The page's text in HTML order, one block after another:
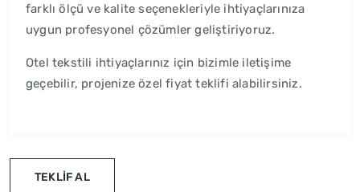
farklı ölçü ve kalite seçenekleriyle ihtiyaçlarınıza
uygun profesyonel çözümler geliştiriyoruz.
Otel tekstili ihtiyaçlarınız için bizimle iletişime
geçebilir, projenize özel fiyat teklifi alabilirsiniz.
TEKLİF AL